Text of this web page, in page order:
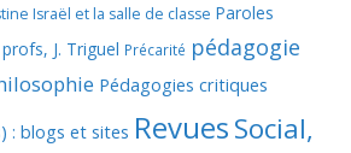
Israël et la salle de classe Paroles
J. Triguel Précarité pédagogie
Pédagogies critiques
: blogs et sites RevuesSocial,